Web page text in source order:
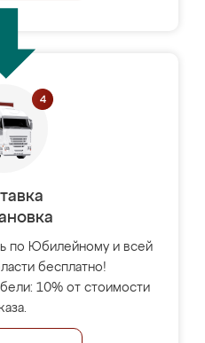
по Юбилейному и всей
бесплатно!
10% от стоимости